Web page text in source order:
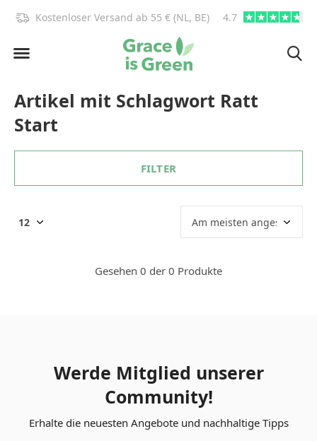
Kostenloser Versand ab 55 € (NL, BE) 4.7
Artikel mit Schlagwort Ratt
Start
FILTER
Gesehen 0 der 0 Produkte
Werde Mitglied unserer
Community!
Erhalte die neuesten Angebote und nachhaltige Tipps